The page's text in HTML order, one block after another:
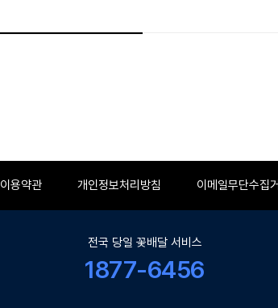
이용약관 개인정보처리방침 이메일무단수집
전국 당일 꽃배달 서비스
1877-6456